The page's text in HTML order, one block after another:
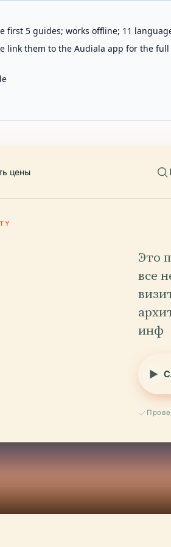
5 guides; works offline; 11
link them to the Audiala app for the
цены
Это
все
инф